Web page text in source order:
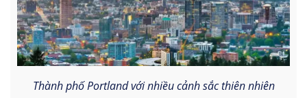
Thành phố Portland với nhiều cảnh sắc thiên nhiên